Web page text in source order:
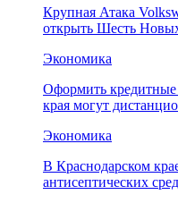
Крупная Атака
открыть Шесть
Экономика
Оформить кредитные
края могут
Экономика
В Краснодарском
антисептических